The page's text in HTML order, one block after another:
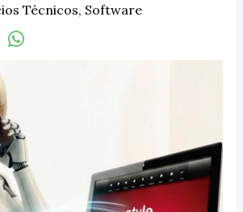
Técnicos, Software